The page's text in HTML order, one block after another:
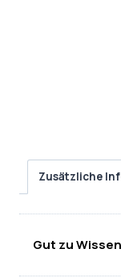
Zusätzliche
Gut zu